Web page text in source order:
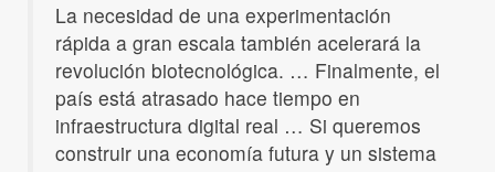
La necesidad de una experimentación
rápida a gran escala también acelerará la
revolución biotecnológica. … Finalmente, el
país está atrasado hace tiempo en
infraestructura digital real … Si queremos
construir una economía futura y un sistema